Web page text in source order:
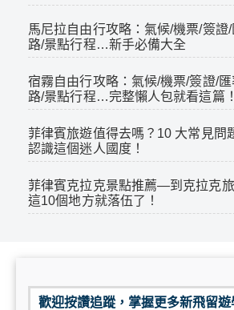
馬尼拉自由行攻略：氣候/機票/簽證/
路/景點行程…新手必備大全
宿霧自由行攻略：氣候/機票/簽證/匯
路/景點行程…完整懶人包就看這篇！
菲律賓旅遊值得去嗎？10 大常見問
認識這個迷人國度！
菲律賓克拉克景點推薦—到克拉克
這10個地方就落伍了！
歡迎按讚追蹤，掌握更多新飛留遊